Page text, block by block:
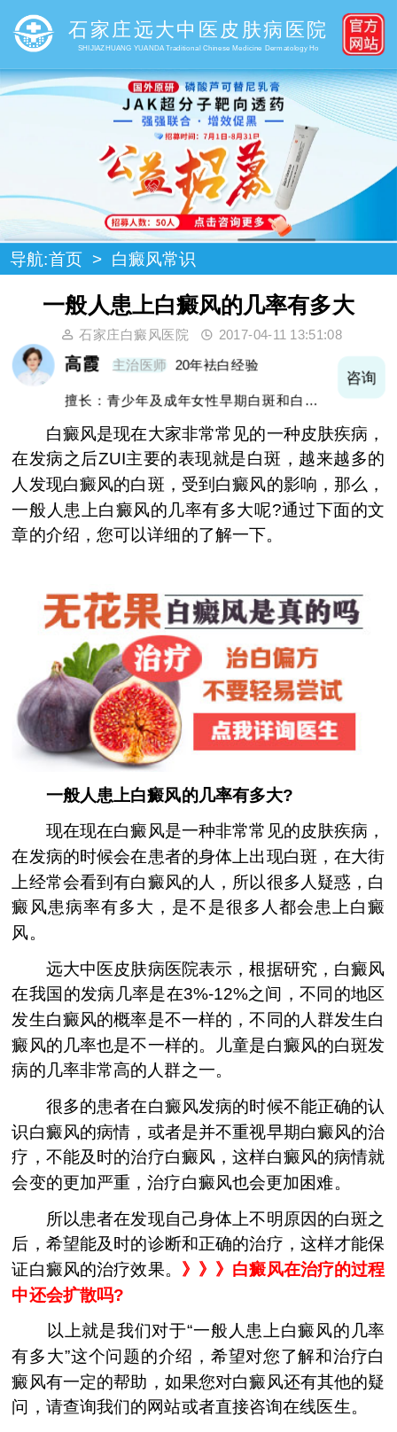
石家庄远大中医皮肤病医院
SHIJIAZHUANG YUANDA Traditional Chinese Medicine Dermatology Ho
导航:首页 > 白癜风常识
一般人患上白癜风的几率有多大
石家庄白癜风医院 2017-04-11 13:51:08
高霞 主治医师 20年袪白经验
擅长：青少年及成年女性早期白斑和白斑的
咨询
白癜风是现在大家非常常见的一种皮肤疾病，
在发病之后ZUI主要的表现就是白斑，越来越多的
人发现白癜风的白斑，受到白癜风的影响，那么，
一般人患上白癜风的几率有多大呢?通过下面的文
章的介绍，您可以详细的了解一下。
一般人患上白癜风的几率有多大?
现在现在白癜风是一种非常常见的皮肤疾病，
在发病的时候会在患者的身体上出现白斑，在大街
上经常会看到有白癜风的人，所以很多人疑惑，白
癜风患病率有多大，是不是很多人都会患上白癜
风。
远大中医皮肤病医院表示，根据研究，白癜风
在我国的发病几率是在3%-12%之间，不同的地区
发生白癜风的概率是不一样的，不同的人群发生白
癜风的几率也是不一样的。儿童是白癜风的白斑发
病的几率非常高的人群之一。
很多的患者在白癜风发病的时候不能正确的认
识白癜风的病情，或者是并不重视早期白癜风的治
疗，不能及时的治疗白癜风，这样白癜风的病情就
会变的更加严重，治疗白癜风也会更加困难。
所以患者在发现自己身体上不明原因的白斑之
后，希望能及时的诊断和正确的治疗，这样才能保
证白癜风的治疗效果。 》》》白癜风在治疗的过程
中还会扩散吗?
以上就是我们对于“一般人患上白癜风的几率
有多大”这个问题的介绍，希望对您了解和治疗白
癜风有一定的帮助，如果您对白癜风还有其他的疑
问，请查询我们的网站或者直接咨询在线医生。